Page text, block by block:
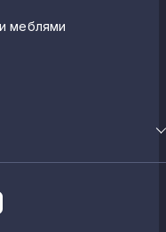
меблями